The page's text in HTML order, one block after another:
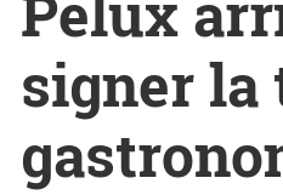
signer la